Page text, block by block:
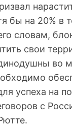
бы на 20% в
словам,
свои
во
успеха на
с